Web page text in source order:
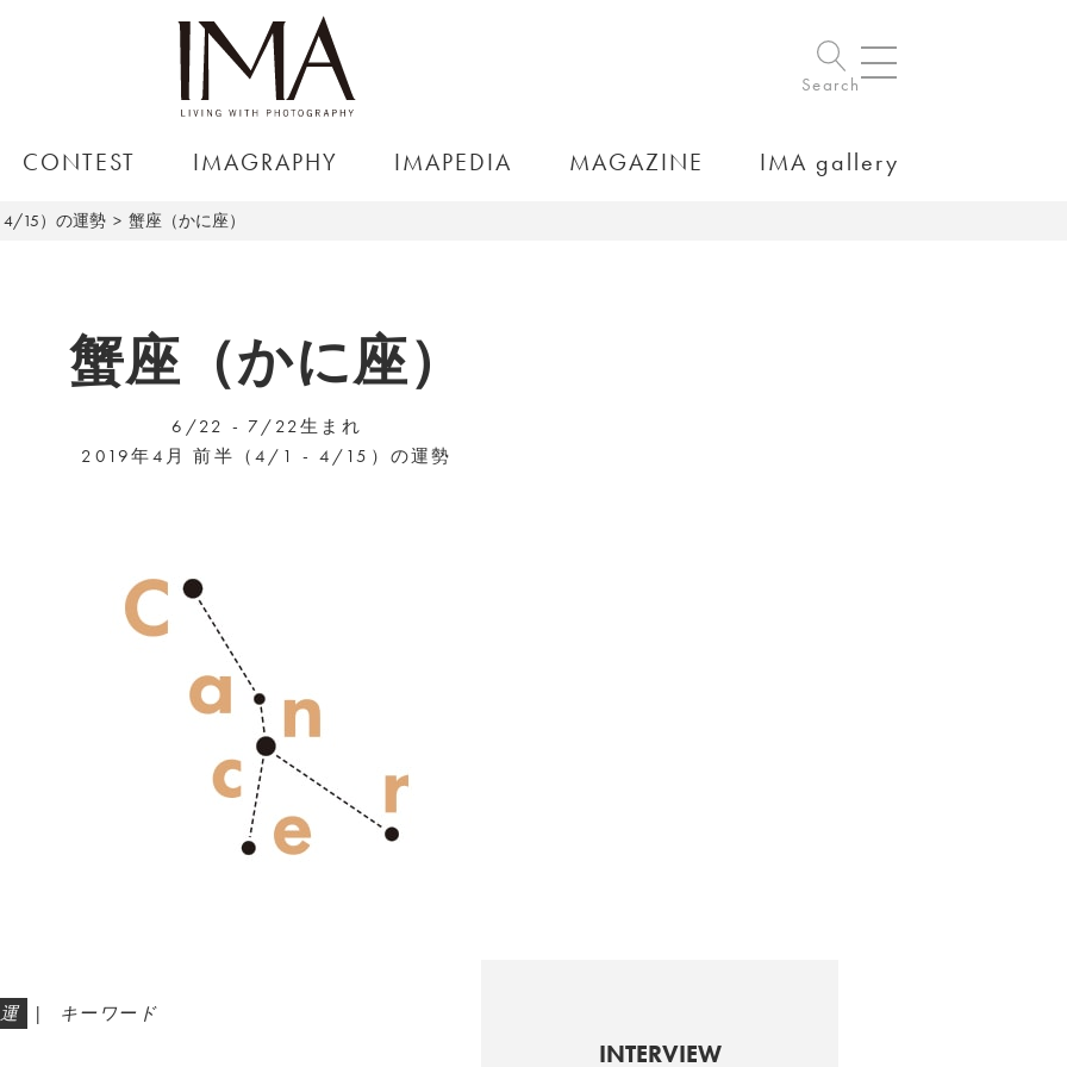
Search
CONTEST IMAGRAPHY IMAPEDIA MAGAZINE IMA gallery
15）の運勢 蟹座（かに座）
蟹座（かに座）
6/22 - 7/22生まれ
2019年4月 前半（4/1 - 4/15）の運勢
| キーワード
INTERVIEW